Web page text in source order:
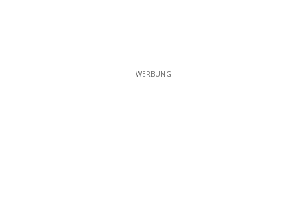
WERBUNG